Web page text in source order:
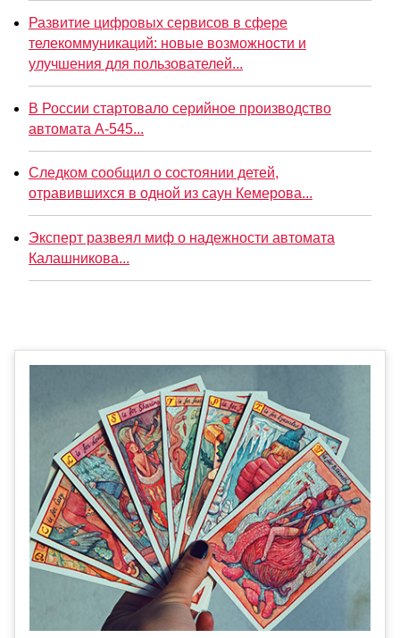
Развитие цифровых сервисов в сфере
телекоммуникаций: новые возможности и
улучшения для пользователей...
В России стартовало серийное производство
автомата А-545...
Следком сообщил о состоянии детей,
отравившихся в одной из саун Кемерова...
Эксперт развеял миф о надежности автомата
Калашникова...